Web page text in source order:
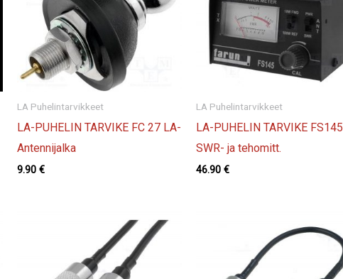
LA Puhelintarvikkeet
LA-PUHELIN TARVIKE FC 27 LA-
Antennijalka
9.90€
LA Puhelintarvikkeet
LA-PUHELIN TARVIKE FS145
SWR- ja tehomitt.
46.90 €